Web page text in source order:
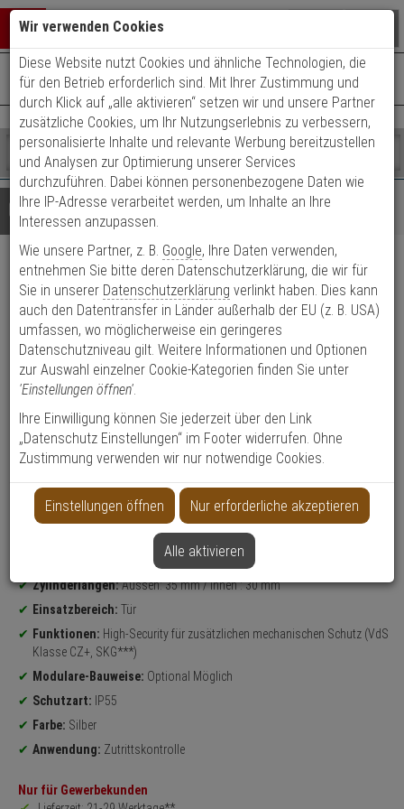
Warenkorb schließen
0 ARTIKEL IM WARENKORB
Ihr Warenkorb ist momentan leer.
Ergebnisse ()
Fertig
Shop
durchsuchen
Bitte
geben
Sie
mindestens
Zeichen
ein,
um
Suche
starten.
Es
wurde
noch
Kategorien
Suche
gestartet
+49 (0)821 899 493-0Mo. - Do.: 8:00 - 16:30 | Fr.: 8:00 - 14:00 Uhr
Details Beratung
iLOQ S10 Doppelzylinder A35
I30 High-Sec, Kalender
Produktmerkmale
Datenblatt drucken
Weitere Varianten...
Produktinformationen
Planungs- & Beratungsservice:
Jetzt persönliches Angebot
anfordern - vertrieb@expert-security.de
Zylinderlängen:Aussen: 35 mm / Innen : 30 mm
Einsatzbereich: Tür
Funktionen: High-Security für zusätzlichen mechanischen Schutz (VdS
Klasse CZ+, SKG***)
Modulare-Bauweise: Optional Möglich
Schutzart: IP55
Farbe: Silber
Anwendung: Zutrittskontrolle
Nur für Gewerbekunden
Wir verwenden Cookies
Diese Website nutzt Cookies und ähnliche Technologien, die
für den Betrieb erforderlich sind. Mit Ihrer Zustimmung und
durch Klick auf „alle aktivieren“ setzen wir und unsere Partner
zusätzliche Cookies, um Ihr Nutzungserlebnis zu verbessern,
personalisierte Inhalte und relevante Werbung bereitzustellen
und Analysen zur Optimierung unserer Services
durchzuführen. Dabei können personenbezogene Daten wie
Ihre IP-Adresse verarbeitet werden, um Inhalte an Ihre
Interessen anzupassen.
Wie unsere Partner, z. B. Google, Ihre Daten verwenden,
entnehmen Sie bitte deren Datenschutzerklärung, die wir für
Sie in unserer Datenschutzerklärung verlinkt haben. Dies kann
auch den Datentransfer in Länder außerhalb der EU (z. B. USA)
umfassen, wo möglicherweise ein geringeres
Datenschutzniveau gilt. Weitere Informationen und Optionen
zur Auswahl einzelner Cookie-Kategorien finden Sie unter
'Einstellungen öffnen'.
Ihre Einwilligung können Sie jederzeit über den Link
„Datenschutz Einstellungen“ im Footer widerrufen. Ohne
Zustimmung verwenden wir nur notwendige Cookies.
Einstellungen öffnen Nur erforderliche akzeptieren
Alle aktivieren